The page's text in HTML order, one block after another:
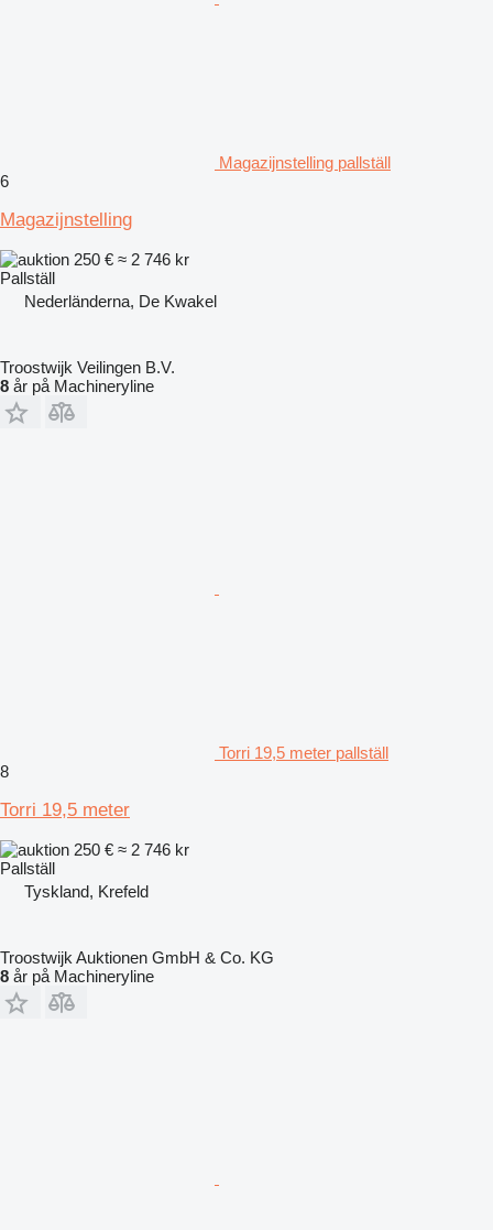
Magazijnstelling pallställ
6
Magazijnstelling
250 € ≈ 2 746 kr
Pallställ
Nederländerna, De Kwakel
Troostwijk Veilingen B.V.
8 år på Machineryline
Torri 19,5 meter pallställ
8
Torri 19,5 meter
250 € ≈ 2 746 kr
Pallställ
Tyskland, Krefeld
Troostwijk Auktionen GmbH & Co. KG
8 år på Machineryline